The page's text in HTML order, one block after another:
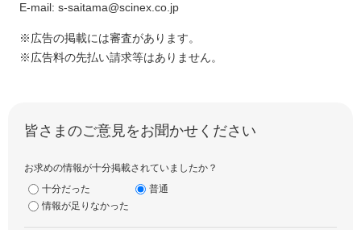
E-mail: s-saitama@scinex.co.jp
※広告の掲載には審査があります。
※広告料の先払い請求等はありません。
皆さまのご意見をお聞かせください
お求めの情報が十分掲載されていましたか？
十分だった
普通
情報が足りなかった